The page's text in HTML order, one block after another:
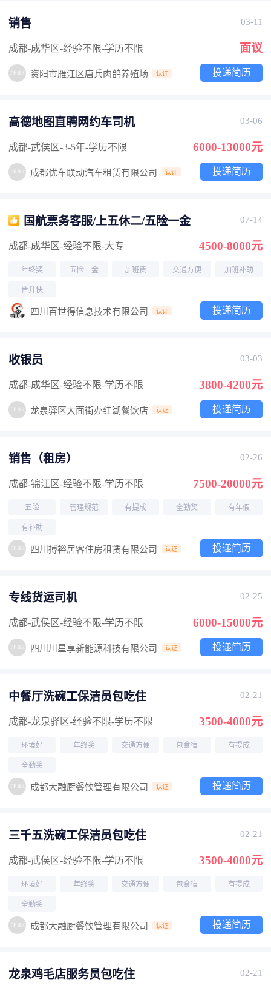
销售 03-11
成都-成华区-经验不限-学历不限 面议
资阳市雁江区唐兵肉鸽养殖场 认证 投递简历
高德地图直聘网约车司机 03-06
成都-武侯区-3-5年-学历不限 6000-13000元
成都优车联动汽车租赁有限公司 认证 投递简历
国航票务客服/上五休二/五险一金 07-14
成都-成华区-经验不限-大专 4500-8000元
年终奖 五险一金 加班费 交通方便 加班补助
晋升快
四川百世得信息技术有限公司 认证 投递简历
收银员 03-03
成都-成华区-经验不限-学历不限 3800-4200元
龙泉驿区大面街办红湖餐饮店 认证 投递简历
销售（租房） 02-26
成都-锦江区-经验不限-学历不限 7500-20000元
五险 管理规范 有提成 全勤奖 有年假
有补助
四川搏裕居客住房租赁有限公司 认证 投递简历
专线货运司机 02-25
成都-武侯区-经验不限-学历不限 6000-15000元
四川川星享新能源科技有限公司 认证 投递简历
中餐厅洗碗工保洁员包吃住 02-21
成都-龙泉驿区-经验不限-学历不限 3500-4000元
环境好 年终奖 交通方便 包食宿 有提成
全勤奖
成都大融厨餐饮管理有限公司 认证 投递简历
三千五洗碗工保洁员包吃住 02-21
成都-武侯区-经验不限-学历不限 3500-4000元
环境好 年终奖 交通方便 包食宿 有提成
全勤奖
成都大融厨餐饮管理有限公司 认证 投递简历
龙泉鸡毛店服务员包吃住 02-21